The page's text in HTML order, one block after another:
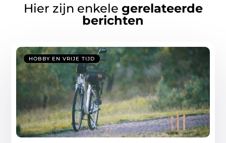
Hier zijn enkele gerelateerde
berichten
HOBBY EN VRIJE TIJD